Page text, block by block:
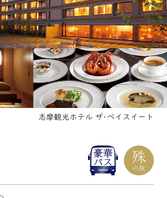
志摩観光ホテル ザ･ベイスイート